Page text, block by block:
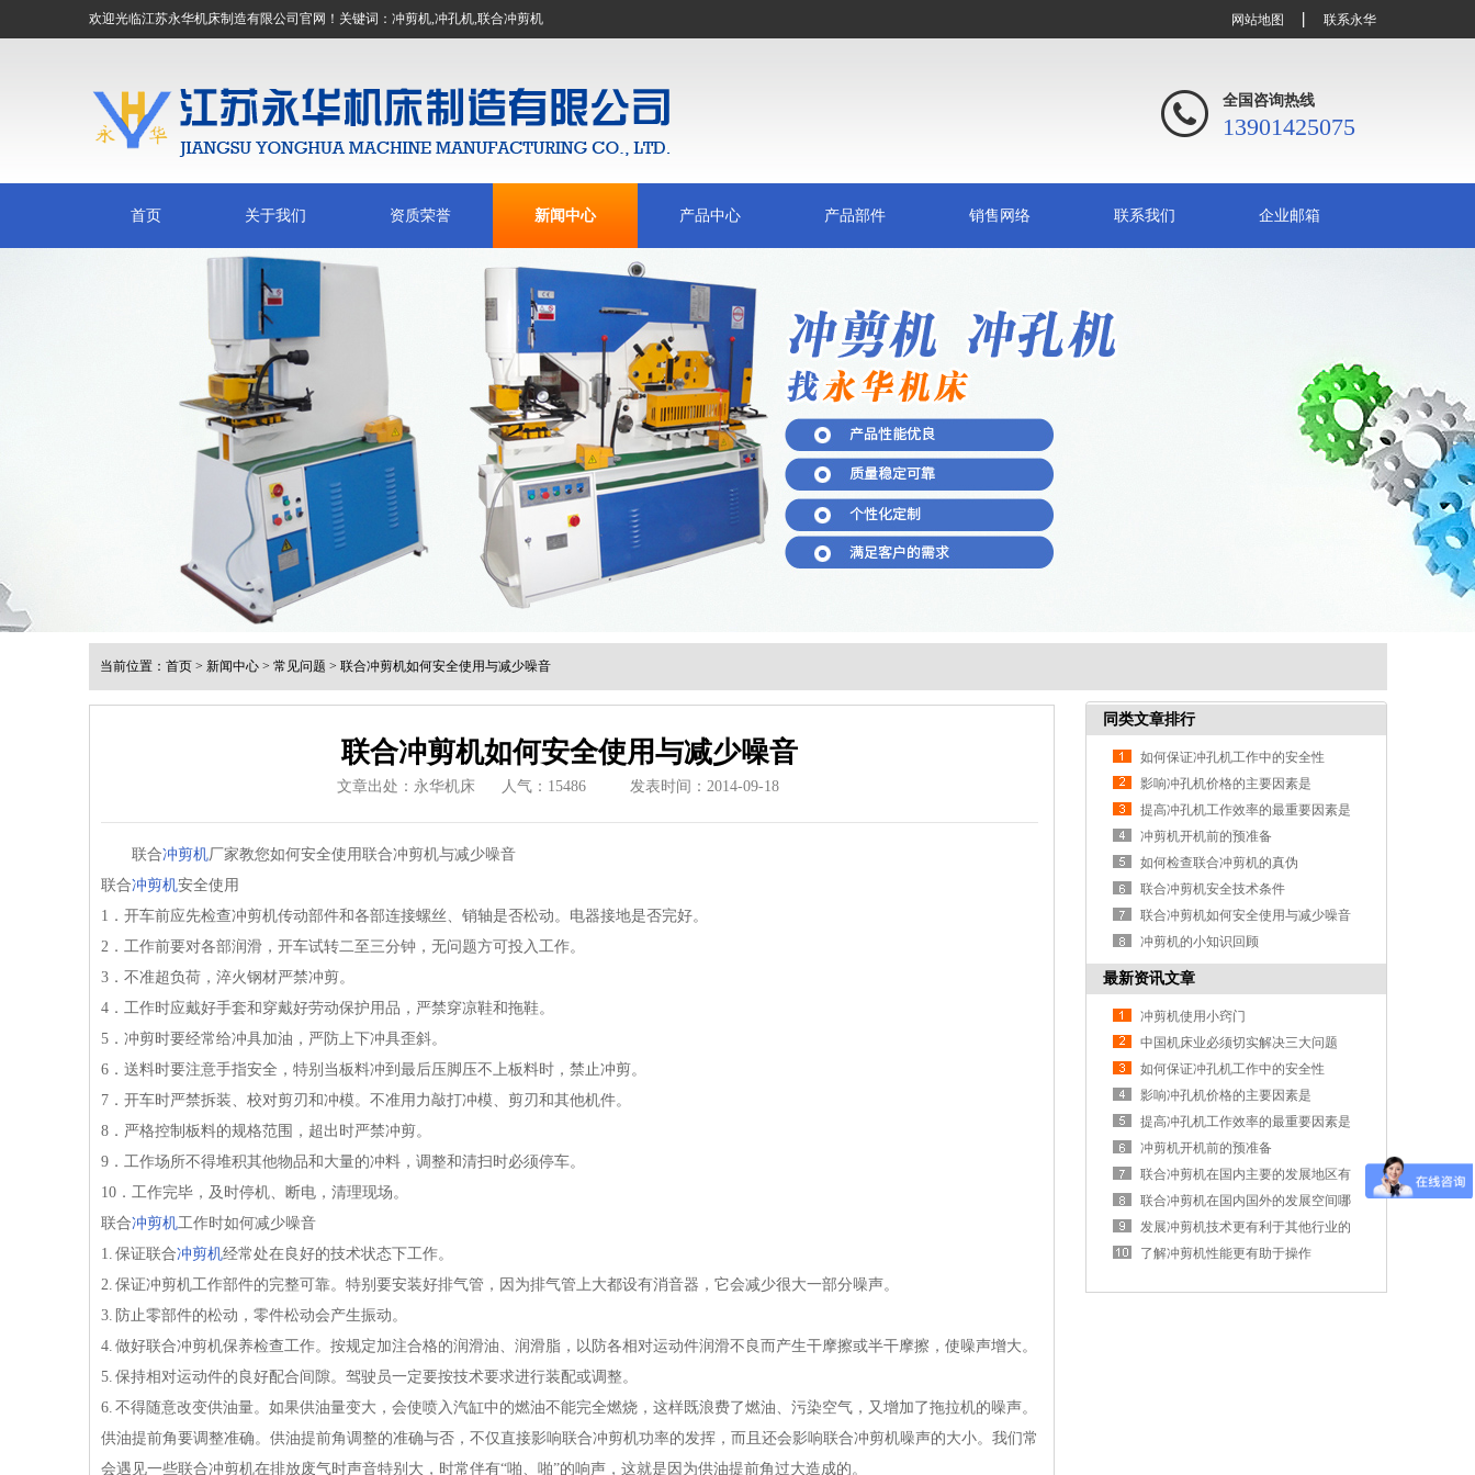
欢迎光临江苏永华机床制造有限公司官网！关键词： 冲剪机,冲孔机,联合冲剪机 网站地图 联系永华
全国咨询热线
13901425075
首页 关于我们 资质荣誉 新闻中心 产品中心 产品部件 销售网络 联系我们 企业邮箱
当前位置： 首页> 新闻中心> 常见问题 > 联合冲剪机如何安全使用与减少噪音
联合冲剪机如何安全使用与减少噪音
文章出处：永华机床 人气： 15486 发表时间：2014-09-18
联合冲剪机厂家教您如何安全使用联合冲剪机与减少噪音
联合冲剪机安全使用
1．开车前应先检查冲剪机传动部件和各部连接螺丝、销轴是否松动。电器接地是否完好。
2．工作前要对各部润滑，开车试转二至三分钟，无问题方可投入工作。
3．不准超负荷，淬火钢材严禁冲剪。
4．工作时应戴好手套和穿戴好劳动保护用品，严禁穿凉鞋和拖鞋。
5．冲剪时要经常给冲具加油，严防上下冲具歪斜。
6．送料时要注意手指安全，特别当板料冲到最后压脚压不上板料时，禁止冲剪。
7．开车时严禁拆装、校对剪刃和冲模。不准用力敲打冲模、剪刃和其他机件。
8．严格控制板料的规格范围，超出时严禁冲剪。
9．工作场所不得堆积其他物品和大量的冲料，调整和清扫时必须停车。
10．工作完毕，及时停机、断电，清理现场。
联合冲剪机工作时如何减少噪音
1. 保证联合冲剪机经常处在良好的技术状态下工作。
2. 保证冲剪机工作部件的完整可靠。特别要安装好排气管，因为排气管上大都设有消音器，它会减少很大一部分噪声。
3. 防止零部件的松动，零件松动会产生振动。
4. 做好联合冲剪机保养检查工作。按规定加注合格的润滑油、润滑脂，以防各相对运动件润滑不良而产生干摩擦或半干摩擦，使噪声增大。
5. 保持相对运动件的良好配合间隙。驾驶员一定要按技术要求进行装配或调整。
6. 不得随意改变供油量。如果供油量变大，会使喷入汽缸中的燃油不能完全燃烧，这样既浪费了燃油、污染空气，又增加了拖拉机的噪声。
供油提前角要调整准确。供油提前角调整的准确与否，不仅直接影响联合冲剪机功率的发挥，而且还会影响联合冲剪机噪声的大小。我们常
会遇见一些联合冲剪机在排放废气时声音特别大，时常伴有“啪、啪”的响声，这就是因为供油提前角过大造成的。
同类文章排行
如何保证冲孔机工作中的安全性
影响冲孔机价格的主要因素是
提高冲孔机工作效率的最重要因素是
什么？
冲剪机开机前的预准备
如何检查联合冲剪机的真伪
联合冲剪机安全技术条件
联合冲剪机如何安全使用与减少噪音
冲剪机的小知识回顾
最新资讯文章
冲剪机使用小窍门
中国机床业必须切实解决三大问题
如何保证冲孔机工作中的安全性
影响冲孔机价格的主要因素是
提高冲孔机工作效率的最重要因素是
什么？
冲剪机开机前的预准备
联合冲剪机在国内主要的发展地区有
哪些呢
联合冲剪机在国内国外的发展空间哪
一个更大呢
发展冲剪机技术更有利于其他行业的
发展
了解冲剪机性能更有助于操作